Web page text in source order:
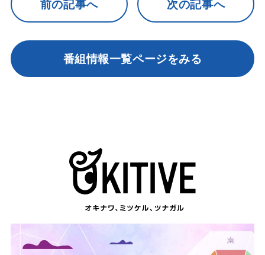
前の記事へ 次の記事へ
番組情報一覧ページをみる